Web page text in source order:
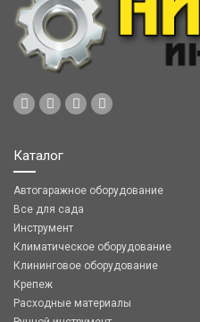
Каталог
Автогаражное оборудование
Все для сада
Инструмент
Климатическое оборудование
Клининговое оборудование
Крепеж
Расходные материалы